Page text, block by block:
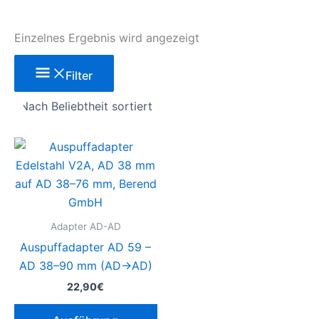
Einzelnes Ergebnis wird angezeigt
Filter
Adapter AD-AD
Auspuffadapter AD 59 –
AD 38–90 mm (AD→AD)
22,90€